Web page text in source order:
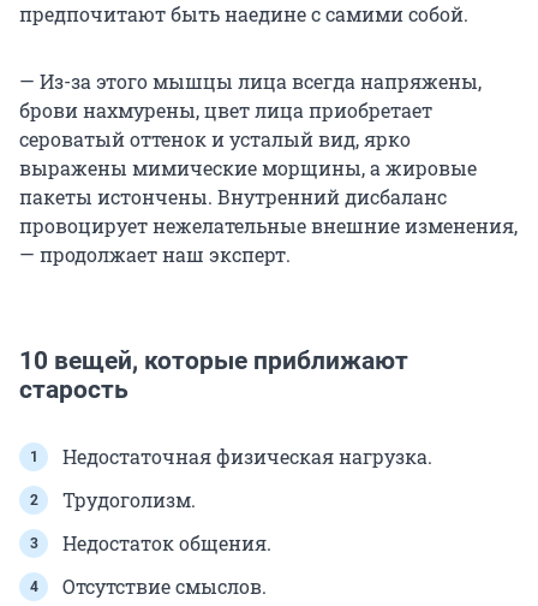
предпочитают быть наедине с самими собой.
— Из-за этого мышцы лица всегда напряжены,
брови нахмурены, цвет лица приобретает
сероватый оттенок и усталый вид, ярко
выражены мимические морщины, а жировые
пакеты истончены. Внутренний дисбаланс
провоцирует нежелательные внешние изменения,
— продолжает наш эксперт.
10 вещей, которые приближают
старость
Недостаточная физическая нагрузка.
Трудоголизм.
Недостаток общения.
Отсутствие смыслов.